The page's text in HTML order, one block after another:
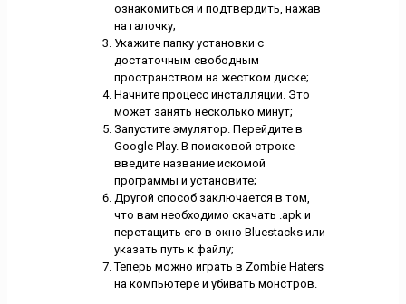
ознакомиться и подтвердить, нажав
на галочку;
Укажите папку установки с
достаточным свободным
пространством на жестком диске;
Начните процесс инсталляции. Это
может занять несколько минут;
Запустите эмулятор. Перейдите в
Google Play. В поисковой строке
введите название искомой
программы и установите;
Другой способ заключается в том,
что вам необходимо скачать .apk и
перетащить его в окно Bluestacks или
указать путь к файлу;
Теперь можно играть в Zombie Haters
на компьютере и убивать монстров.